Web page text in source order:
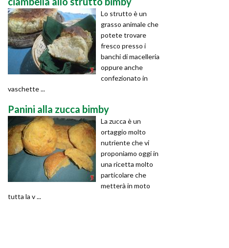
Lo strutto è un
grasso animale che
potete trovare
fresco presso i
banchi di macelleria
oppure anche
confezionato in
vaschette ...
Panini alla zucca bimby
La zucca è un
ortaggio molto
nutriente che vi
proponiamo oggi in
una ricetta molto
particolare che
metterà in moto
tutta la v ...